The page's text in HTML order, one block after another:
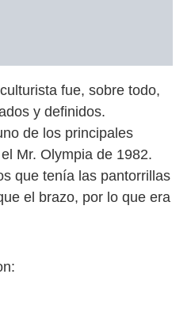
fue, sobre todo,
y definidos.
de los principales
Mr. Olympia de 1982.
que tenía las pantorrillas
el brazo, por lo que era